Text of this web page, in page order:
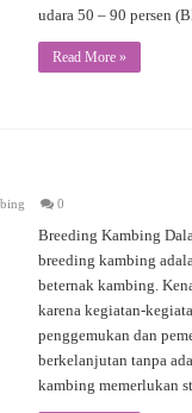
udara 50 – 90 persen
Read More »
0
Breeding Kambing
breeding kambing
beternak kambing.
karena kegiatan-
penggemukan dan
berkelanjutan tanpa
kambing memerlukan